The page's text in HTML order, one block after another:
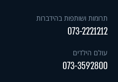
תרומות ושותפות בהידברות
073-2221212
עולם הילדים
073-3592800